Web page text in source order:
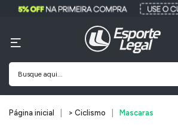
Página inicial > Ciclismo Mascaras